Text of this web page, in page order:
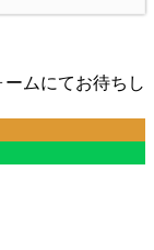
ムにてお待ちし